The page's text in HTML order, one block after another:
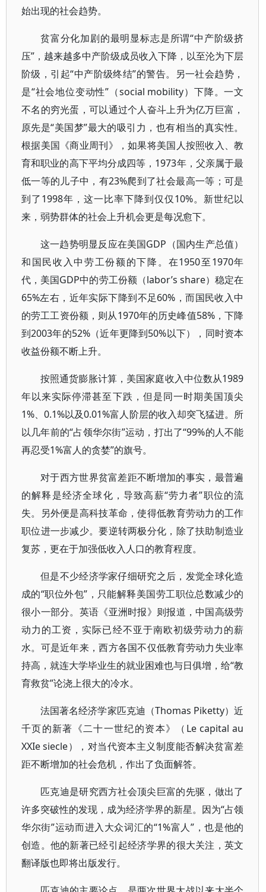
始出现的社会趋势。
贫富分化加剧的最明显标志是所谓“中产阶级挤
压”，越来越多中产阶级成员收入下降，以至沦为下层
阶级，引起“中产阶级终结”的警告。另一社会趋势，
是“社会地位变动性”（social mobility）下降。一文
不名的穷光蛋，可以通过个人奋斗上升为亿万巨富，
原先是“美国梦”最大的吸引力，也有相当的真实性。
根据美国《商业周刊》，如果将美国人按照收入、教
育和职业的高下平均分成四等，1973年，父亲属于最
低一等的儿子中，有23%爬到了社会最高一等；可是
到了1998年，这一比率下降到仅仅10%。新世纪以
来，弱势群体的社会上升机会更是每况愈下。
这一趋势明显反应在美国GDP（国内生产总值）
和国民收入中劳工份额的下降。在1950至1970年
代，美国GDP中的劳工份额（labor’s share）稳定在
65%左右，近年实际下降到不足60%，而国民收入中
的劳工工资份额，则从1970年的历史峰值58%，下降
到2003年的52%（近年更降到50%以下），同时资本
收益份额不断上升。
按照通货膨胀计算，美国家庭收入中位数从1989
年以来实际停滞甚至下跌，但是同一时期美国顶尖
1%、0.1%以及0.01%富人阶层的收入却突飞猛进。所
以几年前的“占领华尔街”运动，打出了“99%的人不能
再忍受1%富人的贪婪”的旗号。
对于西方世界贫富差距不断增加的事实，最普遍
的解释是经济全球化，导致高薪“劳力者”职位的流
失。另外便是高科技革命，使得低教育劳动力的工作
职位进一步减少。要逆转两极分化，除了扶助制造业
复苏，更在于加强低收入人口的教育程度。
但是不少经济学家仔细研究之后，发觉全球化造
成的“职位外包”，只能解释美国劳工职位总数减少的
很小一部分。英语《亚洲时报》则报道，中国高级劳
动力的工资，实际已经不亚于南欧初级劳动力的薪
水。可是近年来，西方各国不仅低教育劳动力失业率
持高，就连大学毕业生的就业困难也与日俱增，给“教
育救贫”论浇上很大的冷水。
法国著名经济学家匹克迪（Thomas Piketty）近
千页的新著《二十一世纪的资本》（Le capital au
XXIe siecle），对当代资本主义制度能否解决贫富差
距不断增加的社会危机，作出了负面解答。
匹克迪是研究西方社会顶尖巨富的先驱，做出了
许多突破性的发现，成为经济学界的新星。因为“占领
华尔街”运动而进入大众词汇的“1%富人”，也是他的
创造。他的新著已经引起经济学界的很大关注，英文
翻译版也即将出版发行。